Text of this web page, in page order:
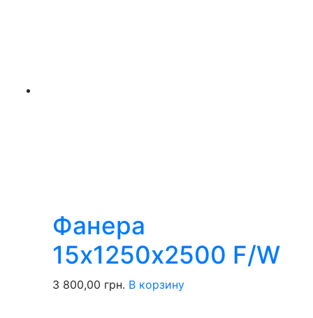
Фанера
15х1250х2500 F/W
3 800,00 грн. В корзину